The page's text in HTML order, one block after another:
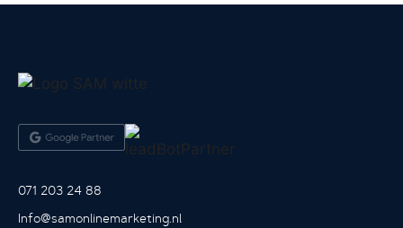
071 203 24 88
Info@samonlinemarketing.nl